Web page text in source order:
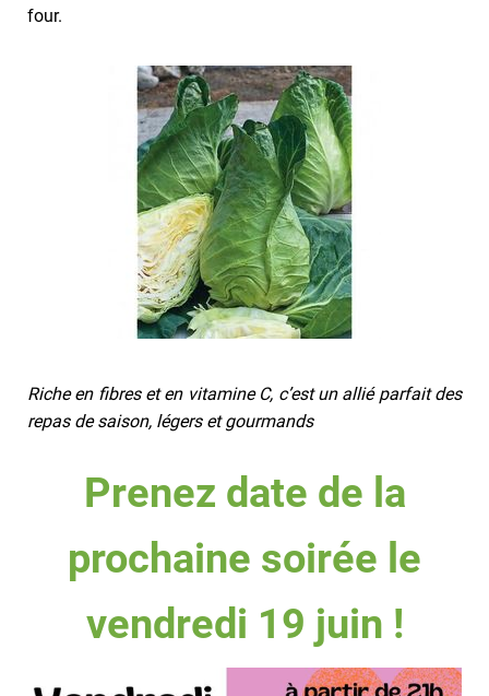
four.
Riche en fibres et en vitamine C, c’est un allié parfait des
repas de saison, légers et gourmands
Prenez date de la
prochaine soirée le
vendredi 19 juin !